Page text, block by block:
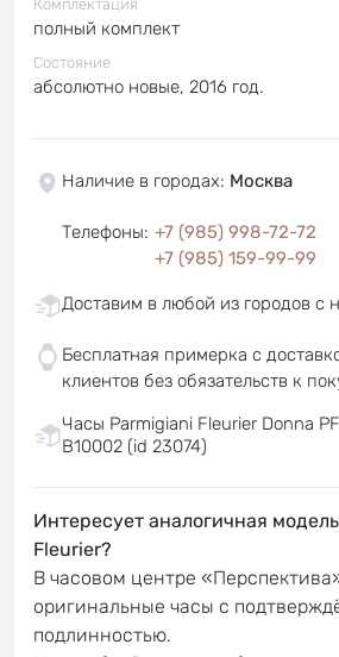
Комплектация
полный комплект
Состояние
абсолютно новые, 2016 год.
Наличие в городах: Москва
Телефоны: +7 (985) 998-72-72
+7 (985) 159-99-99
Доставим в любой из городов с
Бесплатная примерка с
клиентов без обязательств к
Часы Parmigiani Fleurier Donna
B10002 (id 23074)
Интересует аналогичная
Fleurier?
В часовом центре
оригинальные часы с
подлинностью.